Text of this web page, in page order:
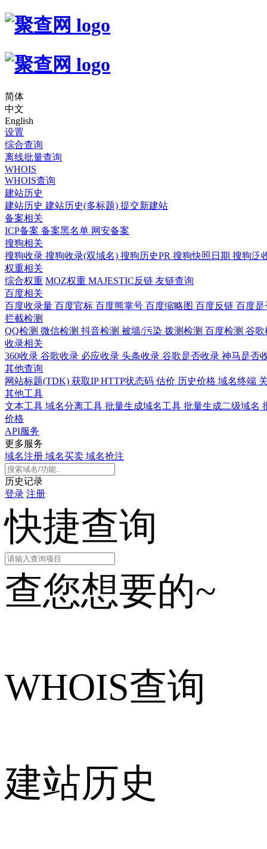
简体
中文
English
设置
综合查询
离线批量查询
WHOIS
WHOIS查询
建站历史
建站历史 建站历史(多标题) 提交新建站
备案相关
ICP备案 备案黑名单 网安备案
搜狗相关
搜狗收录 搜狗收录(双域名) 搜狗历史PR 搜狗快照日期 搜狗泛
权重相关
综合权重 MOZ权重 MAJESTIC反链 友链查询
百度相关
百度收录量 百度官标 百度熊掌号 百度缩略图 百度反链 百度
拦截检测
QQ检测 微信检测 抖音检测 被墙/污染 拨测检测 百度检测 谷
收录相关
360收录 谷歌收录 必应收录 头条收录 谷歌是否收录 神马是否
其他查询
网站标题(TDK) 获取IPHTTP状态码 估价 历史价格 域名终端
其他工具
文本工具 域名分离工具 批量生成域名工具 批量生成二级域名
价格
API服务
更多服务
域名注册 域名买卖 域名抢注
历史记录
登录 注册
快捷查询
查您想要的~
WHOIS查询
建站历史